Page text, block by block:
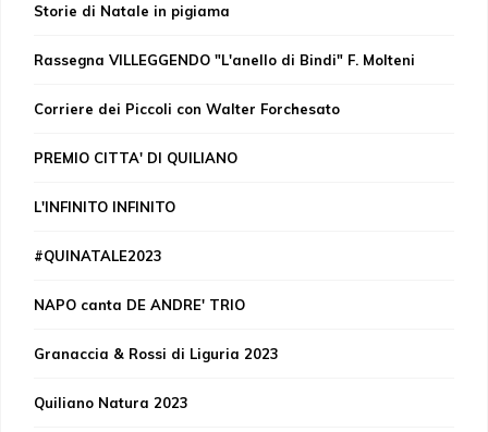
Storie di Natale in pigiama
Rassegna VILLEGGENDO "L'anello di Bindi" F. Molteni
Corriere dei Piccoli con Walter Forchesato
PREMIO CITTA' DI QUILIANO
L'INFINITO INFINITO
#QUINATALE2023
NAPO canta DE ANDRE' TRIO
Granaccia & Rossi di Liguria 2023
Quiliano Natura 2023